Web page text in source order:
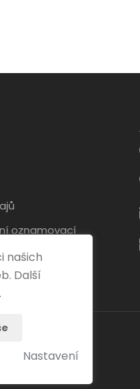
oznamovací
našich
Další
.
Nastavení